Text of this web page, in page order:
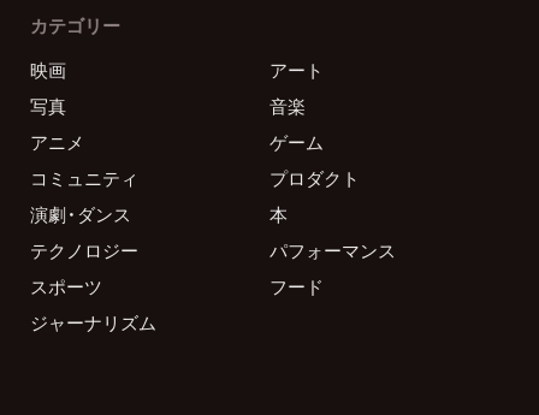
カテゴリー
映画
アート
写真
音楽
アニメ
ゲーム
コミュニティ
プロダクト
演劇・ダンス
本
テクノロジー
パフォーマンス
スポーツ
フード
ジャーナリズム